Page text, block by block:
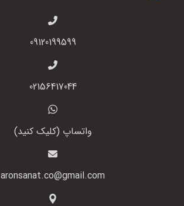
09120199599
02156417044
واتساپ (کلیک کنید)
aronsanat.co@gmail.com